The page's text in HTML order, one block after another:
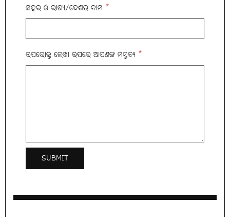
ସହର ଓ ରାଜ୍ୟ/ଦେଶର ନାମ *
ଉପରୋକ୍ତ ଲେଖା ଉପରେ ଆପଣଙ୍କ ମନ୍ତବ୍ୟ *